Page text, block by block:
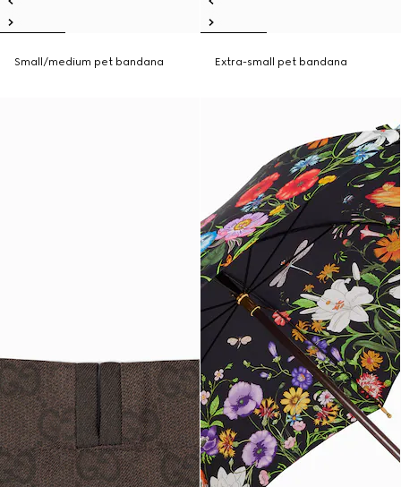
Small/medium pet bandana Extra-small pet bandana